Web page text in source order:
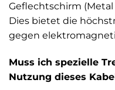
Geflechtschirm (Metal
Dies bietet die
gegen
Muss ich spezielle
Nutzung dieses